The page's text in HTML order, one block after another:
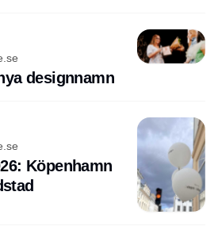
designnamn
Köpenhamn